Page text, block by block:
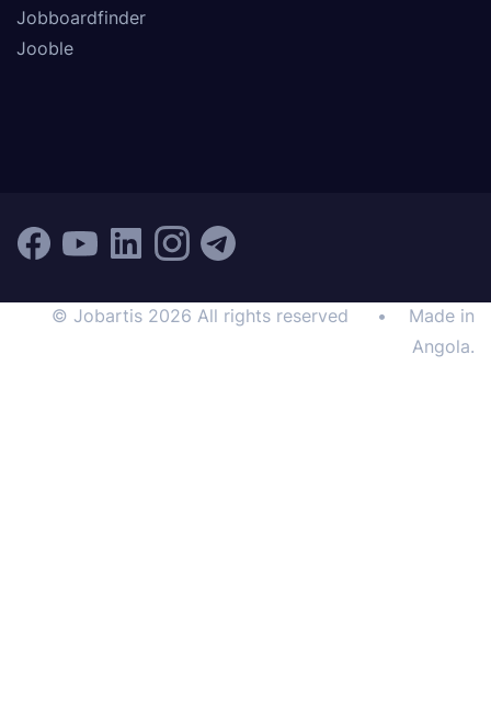
Jobboardfinder
Jooble
© Jobartis 2026 All rights reserved •
Made in
Angola.